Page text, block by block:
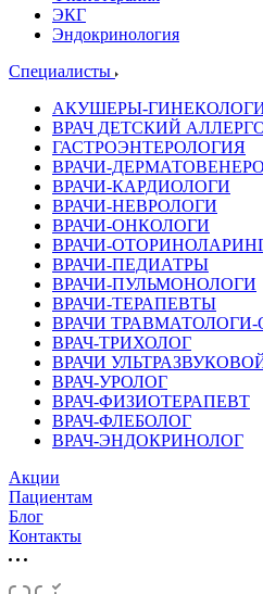
ЭКГ
Эндокринология
Специалисты
АКУШЕРЫ-
ВРАЧ ДЕТСКИЙ
ГАСТРОЭНТЕРОЛОГИЯ
ВРАЧИ-
ВРАЧИ-КАРДИОЛОГИ
ВРАЧИ-НЕВРОЛОГИ
ВРАЧИ-ОНКОЛОГИ
ВРАЧИ-
ВРАЧИ-ПЕДИАТРЫ
ВРАЧИ-ПУЛЬМОНОЛОГИ
ВРАЧИ-ТЕРАПЕВТЫ
ВРАЧИ
ВРАЧ-ТРИХОЛОГ
ВРАЧИ
ВРАЧ-УРОЛОГ
ВРАЧ-ФИЗИОТЕРАПЕВТ
ВРАЧ-ФЛЕБОЛОГ
ВРАЧ-ЭНДОКРИНОЛОГ
Акции
Пациентам
Блог
Контакты